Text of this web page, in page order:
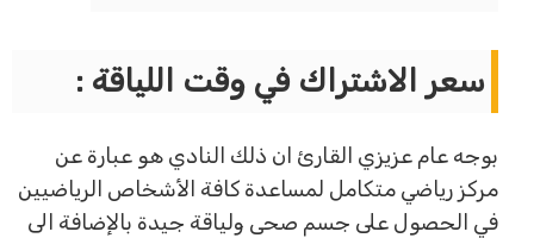
سعر الاشتراك في وقت اللياقة :
بوجه عام عزيزي القارئ ان ذلك النادي هو عبارة عن
مركز رياضي متكامل لمساعدة كافة الأشخاص الرياضيين
في الحصول على جسم صحى ولياقة جيدة بالإضافة الى